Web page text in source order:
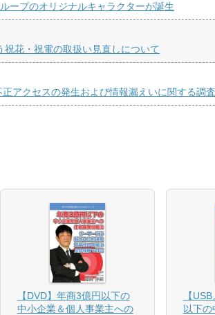
ープのオリジナルキャラクターが誕生
花・祝電の取扱い見直しについて
アクセスの発生および情報漏えいに関する調
【DVD】年商3億円以下の
中小企業＆個人事業主への
【
以下